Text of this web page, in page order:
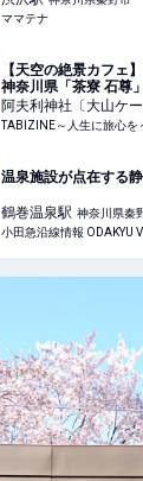
ママテナ
【天空の絶景カフェ
神奈川県「茶寮 石尊
ひととき｜アクセス
阿夫利神社〔大山ケ
TABIZINE～人生に旅心を
温泉施設が点在する
鶴巻温泉駅 神奈川県秦
小田急沿線情報 ODAKYU